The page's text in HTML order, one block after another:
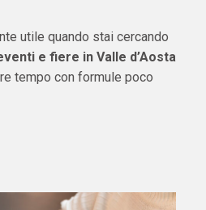
utile quando stai cercando
e fiere in Valle d’Aosta
tempo con formule poco